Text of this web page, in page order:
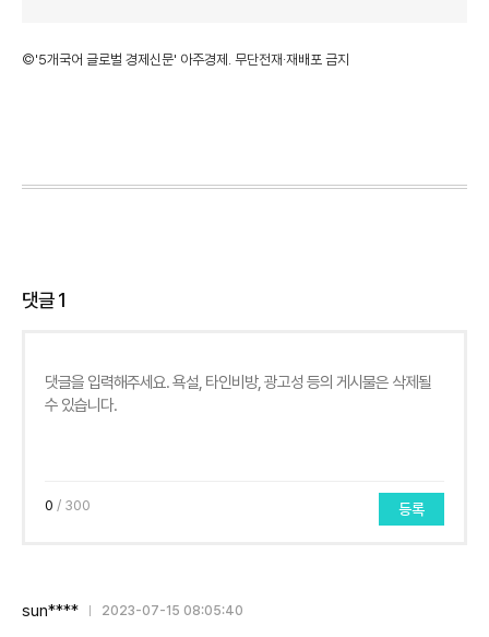
©'5개국어 글로벌 경제신문' 아주경제. 무단전재·재배포 금지
댓글1
0 / 300 등록
sun**** 2023-07-15 08:05:40